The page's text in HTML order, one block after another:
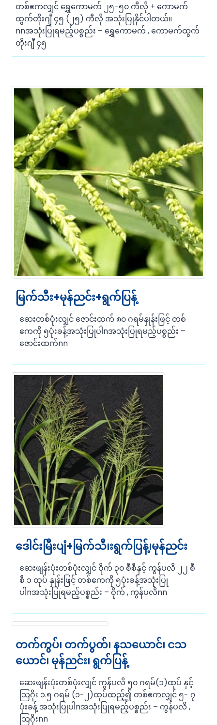
တစ်ဧကလျှင် ရွှေကောမက် ၂၅-၅၀ ကီလို + ကောမက်
ထွက်တိုးဂျီ ၄၅ (၂၅) ကီလို အသုံးပြုနိုင်ပါတယ်။
nnအသုံးပြုရမည့်ပစ္စည်း – ရွှေကောမက် , ကောမက်ထွက်
တိုးဂျီ ၄၅
မြက်သီး+မုန်ညင်း+ရွက်ပြန့်
ဆေးတစ်ပုံးလျှင် ဇောင်းထက် ၈၀ ဂရမ်နှုန်းဖြင့် တစ်
ဧကကို ၅ပုံးခန့်အသုံးပြုပါnအသုံးပြုရမည့်ပစ္စည်း –
ဇောင်းထက်nn
ဒေါင်းမြီးပျံ+မြက်သီ၊းရွက်ပြန့်၊မုန်ညင်း
ဆေးဖျန်းပုံးတစ်ပုံးလျှင် ဝိုက် ၃၀ စီစီနှင့် ကွန်ပလိ ၂၂ စီ
စီ ၁ ထုပ် နှုန်းဖြင့် တစ်ဧကကို ၅ပုံးခန့်အသုံးပြု
ပါnအသုံးပြုရမည့်ပစ္စည်း – ဝိုက် , ကွန်ပလိnn
တက်ကွပ်၊ တက်ပွတ်၊ နသယောင်၊ ငသ
ယောင်၊ မုန်ညင်း၊ ရွက်ပြန့်
ဆေးဖျန်းပုံးတစ်ပုံးလျှင် ကွန်ပလိ ၅၀ ဂရမ်(၁)ထုပ် နှင့်
သြဂိုး ၁.၅ ဂရမ် (၁-၂)ထုပ်ထည့်၍ တစ်ဧကလျှင် ၅- ၇
ပုံးခန့် အသုံးပြုပါnအသုံးပြုရမည့်ပစ္စည်း – ကွန်ပလိ ,
သြဂိုးnn